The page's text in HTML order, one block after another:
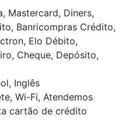
Mastercard, Diners,
Banricompras Crédito,
Elo Débito,
Cheque, Depósito,
Inglês
Wi-Fi, Atendemos
cartão de crédito